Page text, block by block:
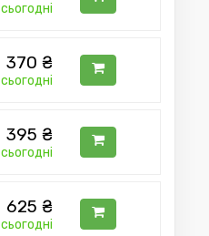
сьогодні
370 ₴
сьогодні
395 ₴
сьогодні
625 ₴
сьогодні